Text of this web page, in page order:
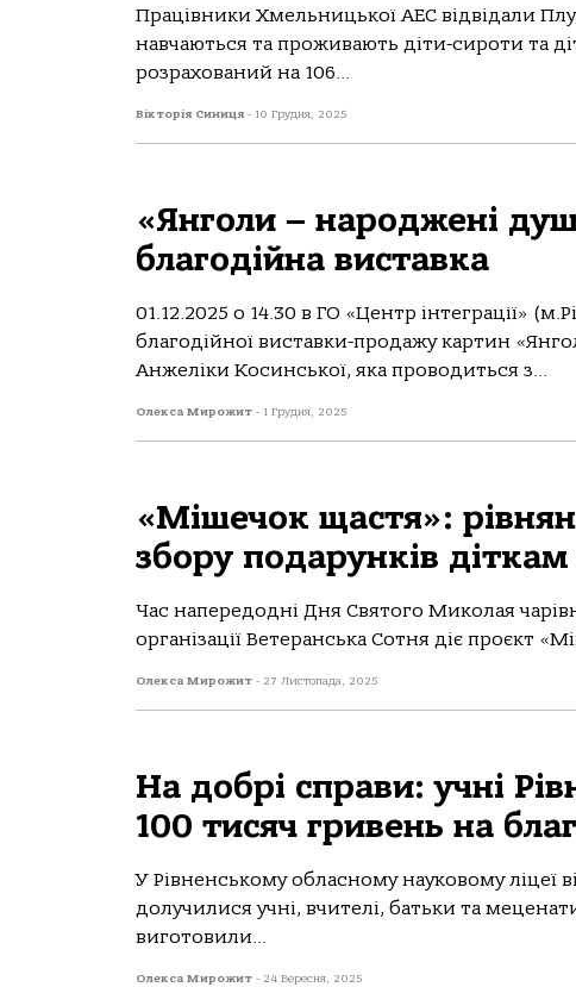
Працівники Хмельницької АЕС відвідали
навчаються та проживають діти-сироти та
розрахований на 106...
Вікторія Синиця - 10 Грудня, 2025
«Янголи – народжені
благодійна виставка
01.12.2025 о 14.30 в ГО «Центр інтеграції»
благодійної виставки-продажу картин
Анжеліки Косинської, яка проводиться з...
Олекса Мирожит - 1 Грудня, 2025
«Мішечок щастя»:
збору подарунків
Час напередодні Дня Святого Миколая
організації Ветеранська Сотня діє проєкт
Олекса Мирожит - 27 Листопада, 2025
На добрі справи: учні
100 тисяч гривень на
У Рівненському обласному науковому ліцеї
долучилися учні, вчителі, батьки та
виготовили...
Олекса Мирожит - 24 Вересня, 2025